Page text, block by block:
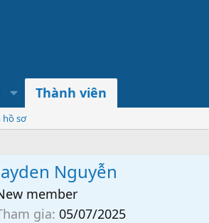
Thành viên
hồ sơ
Nguyễn
member
gia 05/07/2025